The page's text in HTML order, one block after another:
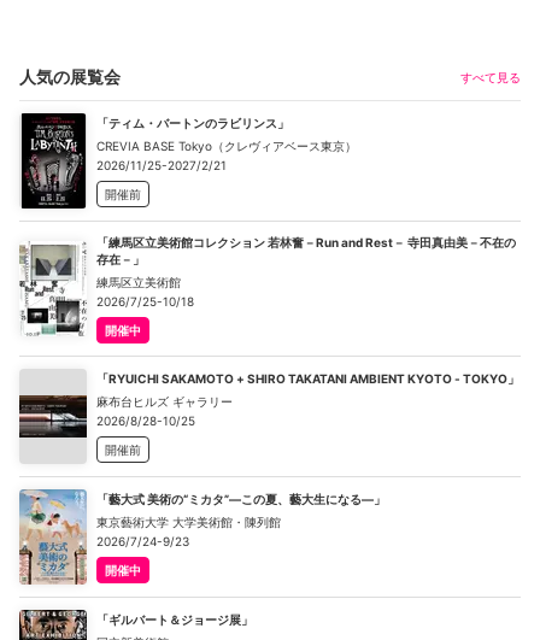
人気の展覧会 すべて見る
「ティム・バートンのラビリンス」
CREVIA BASE Tokyo（クレヴィアベース東京）
2026/11/25-2027/2/21
開催前
「練馬区立美術館コレクション 若林奮－Run and Rest－ 寺田真由美－不在の
存在－」
練馬区立美術館
2026/7/25-10/18
開催中
「RYUICHI SAKAMOTO + SHIRO TAKATANI AMBIENT KYOTO - TOKYO」
麻布台ヒルズ ギャラリー
2026/8/28-10/25
開催前
「藝大式 美術の“ミカタ”―この夏、藝大生になる―」
東京藝術大学 大学美術館・陳列館
2026/7/24-9/23
開催中
「ギルバート＆ジョージ展」